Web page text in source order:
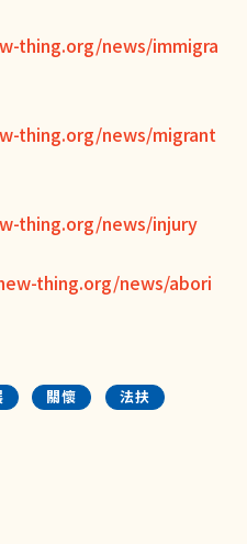
thing.org/news/immigra
thing.org/news/migrant
thing.org/news/injury
thing.org/news/abori
關懷
法扶